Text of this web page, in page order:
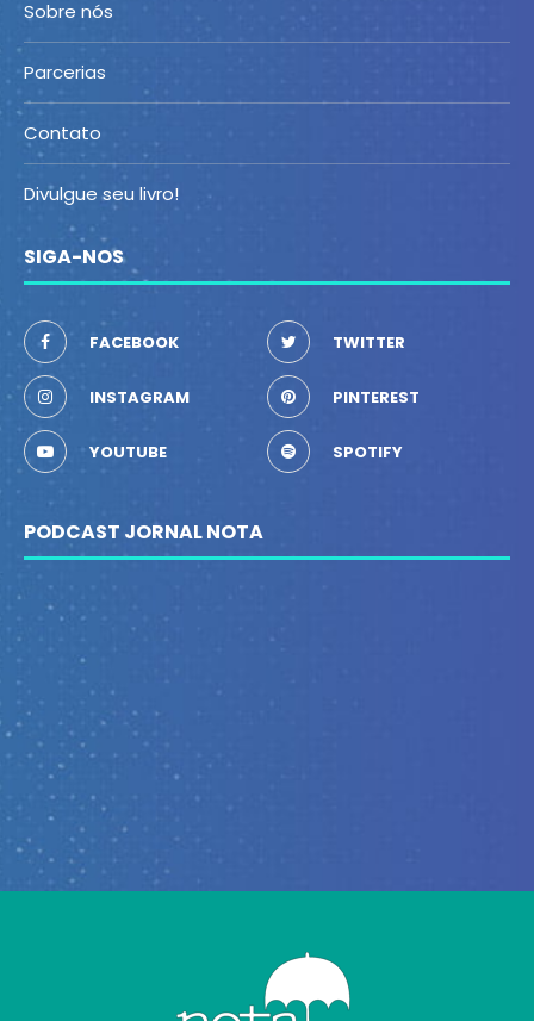
Sobre nós
Parcerias
Contato
Divulgue seu livro!
SIGA-NOS
FACEBOOK TWITTER
INSTAGRAM PINTEREST
YOUTUBE SPOTIFY
PODCAST JORNAL NOTA